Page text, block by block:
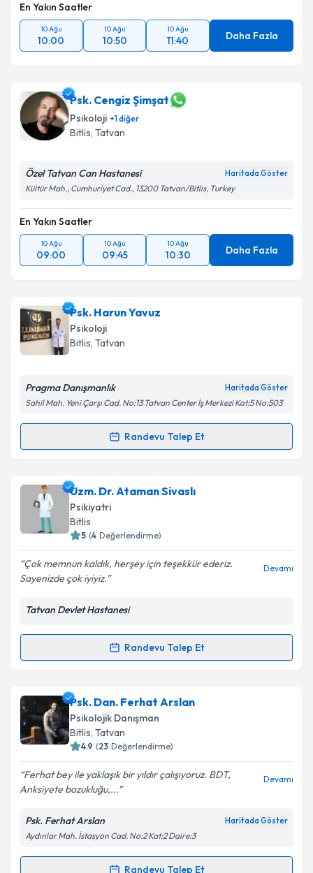
En Yakın Saatler
10 Ağu
10:00
10 Ağu
10:50
10 Ağu
11:40 Daha Fazla
Psk. Cengiz Şimşat
Psikoloji +1diğer
Bitlis, Tatvan
Özel Tatvan Can Hastanesi Haritada Göster
Kültür Mah., Cumhuriyet Cad., 13200 Tatvan/Bitlis, Turkey
En Yakın Saatler
10 Ağu
09:00
10 Ağu
09:45
10 Ağu
10:30 Daha Fazla
Psk. Harun Yavuz
Psikoloji
Bitlis, Tatvan
Pragma Danışmanlık Haritada Göster
Sahil Mah. Yeni Çarşı Cad. No:13 Tatvan Center İş Merkezi Kat:5 No:503
Randevu Talep Et
Randevu Takvimi Talebi
Psk. Harun Yavuziçin randevu takvimi talebi
oluşturun. Size bu uzmandan randevu almanız için bir
takvim hazırlandığında e-posta ile bilgilendireceğiz.
Kişisel verilerimin işlenmesine ilişkin
kapsamda işlenmesini kabul ediyorum.
Uzm. Dr. Ataman Sivaslı
Psikiyatri
Bitlis
5 (4 Değerlendirme)
Çok memnun kaldık, herşey için teşekkür ederiz.
Sayenizde çok iyiyiz.
Devamı
Tatvan Devlet Hastanesi
Randevu Talep Et
Randevu Takvimi Talebi
Uzm. Dr. Ataman Sivaslıiçin randevu takvimi talebi
oluşturun. Size bu uzmandan randevu almanız için bir
takvim hazırlandığında e-posta ile bilgilendireceğiz.
Kişisel verilerimin işlenmesine ilişkin
Aydınlatma
Metni'ni okudum ve kişisel verilerimin belirtilen
kapsamda işlenmesini kabul ediyorum.
Psk. Dan. Ferhat Arslan
Psikolojik Danışman
Bitlis, Tatvan
4.9 (23 Değerlendirme)
Ferhat bey ile yaklaşık bir yıldır çalışıyoruz. BDT,
Anksiyete bozukluğu,...
Devamı
Psk. Ferhat Arslan Haritada Göster
Aydınlar Mah. İstasyon Cad. No:2 Kat:2 Daire:3
Randevu Talep Et